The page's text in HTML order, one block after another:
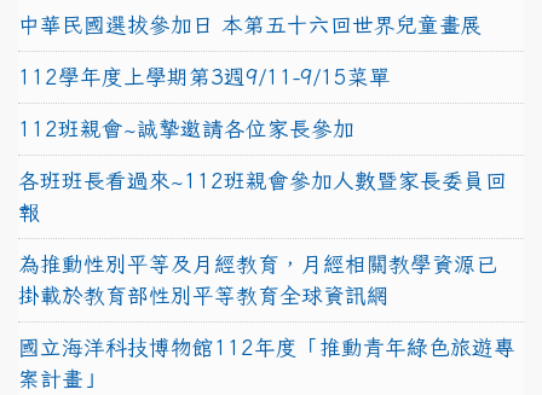
中華民國選拔參加日 本第五十六回世界兒童畫展
112學年度上學期第3週9/11-9/15菜單
112班親會~誠摯邀請各位家長參加
各班班長看過來~112班親會參加人數暨家長委員回
報
為推動性別平等及月經教育，月經相關教學資源已
掛載於教育部性別平等教育全球資訊網
國立海洋科技博物館112年度「推動青年綠色旅遊專
案計畫」